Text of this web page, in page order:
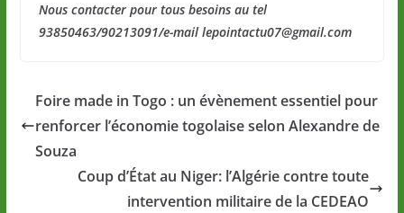
Nous contacter pour tous besoins au tel
93850463/90213091/e-mail lepointactu07@gmail.com
Foire made in Togo : un évènement essentiel pour
renforcer l’économie togolaise selon Alexandre de
Souza
Coup d’État au Niger: l’Algérie contre toute
intervention militaire de la CEDEAO